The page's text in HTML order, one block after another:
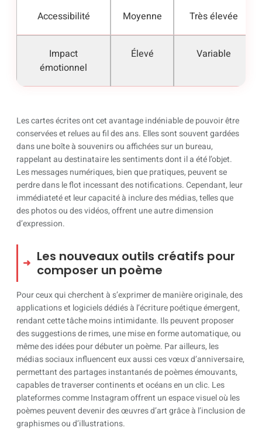
Accessibilité Moyenne Très élevée
Impact
émotionnel
Élevé Variable
Les cartes écrites ont cet avantage indéniable de pouvoir être
conservées et relues au fil des ans. Elles sont souvent gardées
dans une boîte à souvenirs ou affichées sur un bureau,
rappelant au destinataire les sentiments dont il a été l’objet.
Les messages numériques, bien que pratiques, peuvent se
perdre dans le flot incessant des notifications. Cependant, leur
immédiateté et leur capacité à inclure des médias, telles que
des photos ou des vidéos, offrent une autre dimension
d’expression.
Les nouveaux outils créatifs pour
composer un poème
Pour ceux qui cherchent à s’exprimer de manière originale, des
applications et logiciels dédiés à l’écriture poétique émergent,
rendant cette tâche moins intimidante. Ils peuvent proposer
des suggestions de rimes, une mise en forme automatique, ou
même des idées pour débuter un poème. Par ailleurs, les
médias sociaux influencent eux aussi ces vœux d’anniversaire,
permettant des partages instantanés de poèmes émouvants,
capables de traverser continents et océans en un clic. Les
plateformes comme Instagram offrent un espace visuel où les
poèmes peuvent devenir des œuvres d’art grâce à l’inclusion de
graphismes ou d’illustrations.